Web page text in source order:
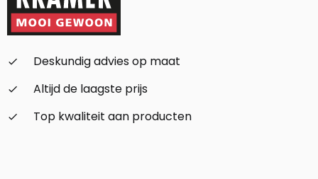
check_small
Deskundig advies op maat
check_small
Altijd de laagste prijs
check_small
Top kwaliteit aan producten